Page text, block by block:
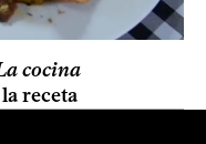
cocina
receta